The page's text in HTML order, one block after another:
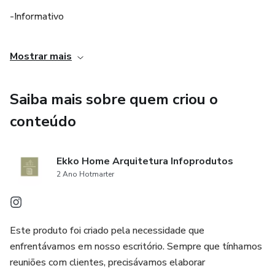
14-Manual de Obras
-Informativo
Mostrar mais
Saiba mais sobre quem criou o
conteúdo
Ekko Home Arquitetura Infoprodutos
2 Ano Hotmarter
Este produto foi criado pela necessidade que
enfrentávamos em nosso escritório. Sempre que tínhamos
reuniões com clientes, precisávamos elaborar